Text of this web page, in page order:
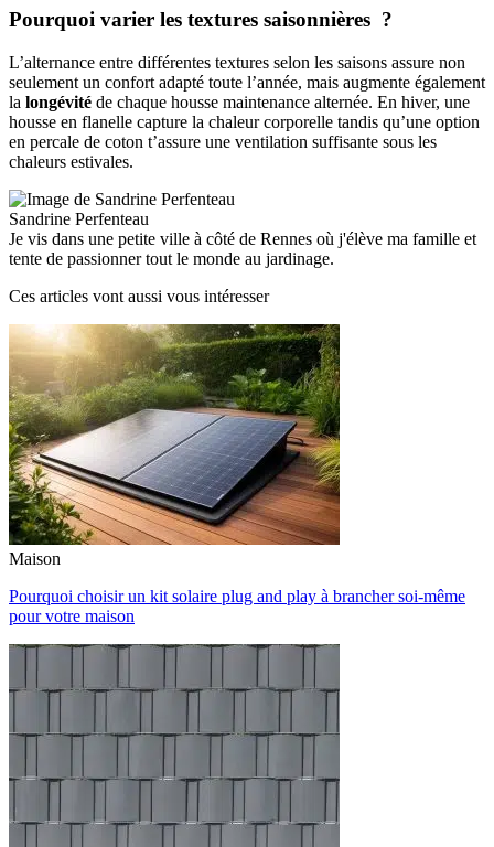
Pourquoi varier les textures saisonnières ?
L’alternance entre différentes textures selon les saisons assure non
seulement un confort adapté toute l’année, mais augmente également
la longévité de chaque housse maintenance alternée. En hiver, une
housse en flanelle capture la chaleur corporelle tandis qu’une option
en percale de coton t’assure une ventilation suffisante sous les
chaleurs estivales.
Sandrine Perfenteau
Je vis dans une petite ville à côté de Rennes où j'élève ma famille et
tente de passionner tout le monde au jardinage.
Ces articles vont aussi vous intéresser
Maison
Pourquoi choisir un kit solaire plug and play à brancher soi-même
pour votre maison